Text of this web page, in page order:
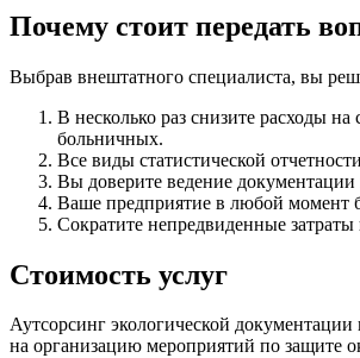
Почему стоит передать
Выбрав внештатного специалиста, вы
В несколько раз снизите расходы
больничных.
Все виды статистической
Вы доверите ведение
Ваше предприятие в любой момент
Сократите непредвиденные
Стоимость услуг
Аутсорсинг экологической
на организацию мероприятий по защите